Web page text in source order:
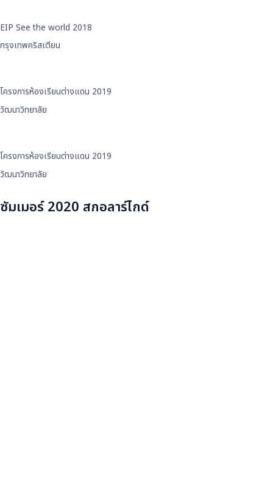
EIP See the world 2018
กรุงเทพคริสเตียน
โครงการห้องเรียนต่างแดน 2019
วัฒนาวิทยาลัย
โครงการห้องเรียนต่างแดน 2019
วัฒนาวิทยาลัย
ซัมเมอร์ 2020 สกอลาร์ไกด์